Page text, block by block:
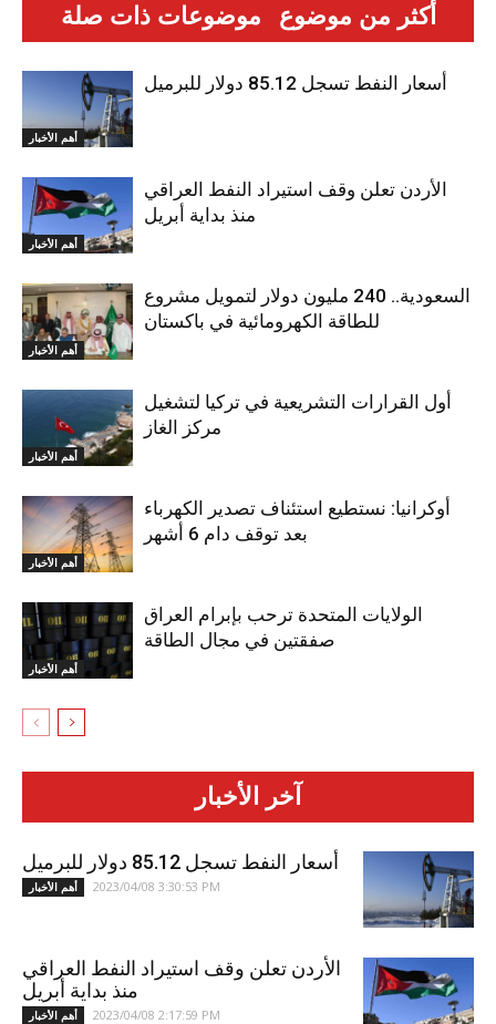
موضوعات ذات صلة أكثر من موضوع
أهم الأخبار
أسعار النفط تسجل 85.12 دولار للبرميل
أهم الأخبار
الأردن تعلن وقف استيراد النفط العراقي
منذ بداية أبريل
أهم الأخبار
السعودية.. 240 مليون دولار لتمويل مشروع
للطاقة الكهرومائية في باكستان
أهم الأخبار
أول القرارات التشريعية في تركيا لتشغيل
مركز الغاز
أهم الأخبار
أوكرانيا: نستطيع استئناف تصدير الكهرباء
بعد توقف دام 6 أشهر
أهم الأخبار
الولايات المتحدة ترحب بإبرام العراق
صفقتين في مجال الطاقة
آخر الأخبار
أسعار النفط تسجل 85.12 دولار للبرميل
أهم الأخبار 2023/04/08 3:30:53 PM
الأردن تعلن وقف استيراد النفط العراقي
منذ بداية أبريل
أهم الأخبار 2023/04/08 2:17:59 PM